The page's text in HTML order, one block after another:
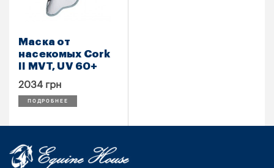
Маска от
насекомых Cork
II MVT, UV 60+
2034 грн
ПОДРОБНЕЕ